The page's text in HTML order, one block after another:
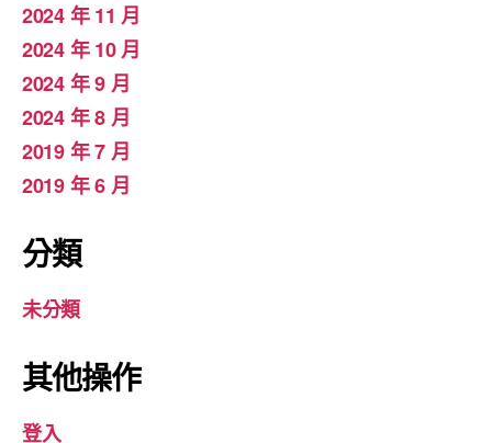
2024 年 11 月
2024 年 10 月
2024 年 9 月
2024 年 8 月
2019 年 7 月
2019 年 6 月
分類
未分類
其他操作
登入